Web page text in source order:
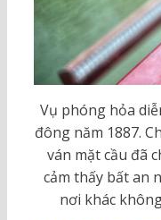
Vụ phóng hỏa
đông năm 1887.
ván mặt cầu đã
cảm thấy bất an
nơi khác